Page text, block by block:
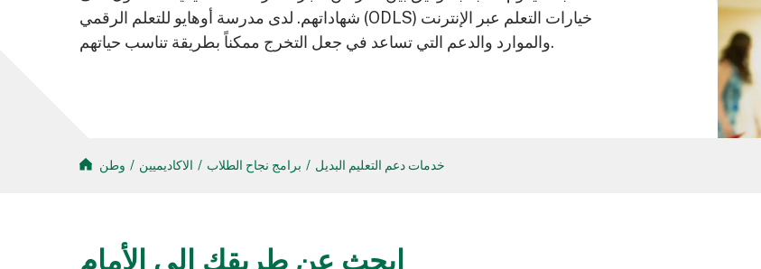
شهاداتهم. لدى مدرسة أوهايو للتعلم الرقمي (ODLS) خيارات التعلم عبر الإنترنت
والموارد والدعم التي تساعد في جعل التخرج ممكناً بطريقة تناسب حياتهم.
وطن / الاكاديميين / برامج نجاح الطلاب / خدمات دعم التعليم البديل